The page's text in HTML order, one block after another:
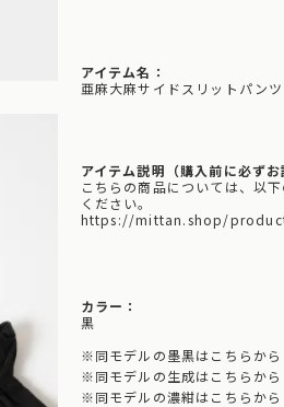
アイテム名：
亜麻大麻サイドスリットパン
アイテム説明（購入前に必ずお
こちらの商品については、以
ください。
https://mittan.shop/
カラー：
黒
※同モデルの墨黒はこちらから
※同モデルの生成はこちらから
※同モデルの濃紺はこちらから